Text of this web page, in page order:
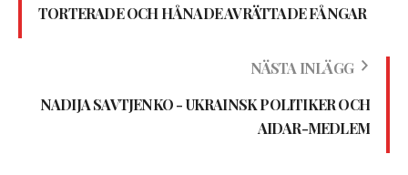
TORTERADE OCH HÅNADE AVRÄTTADE FÅNGAR
NÄSTA INLÄGG
NADIJA SAVTJENKO - UKRAINSK POLITIKER OCH
AIDAR-MEDLEM